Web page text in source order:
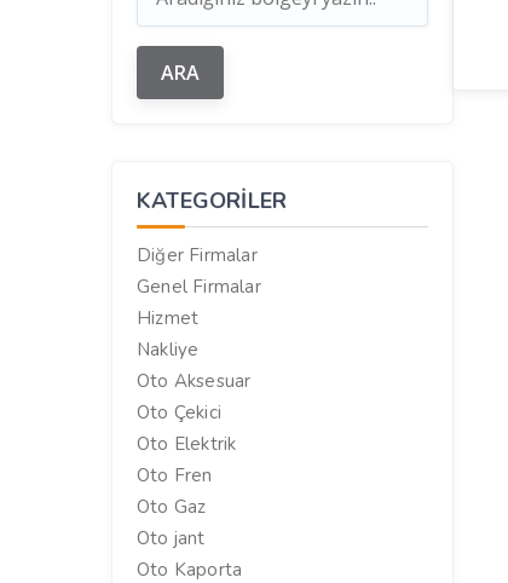
KATEGORILER
Diğer Firmalar
Genel Firmalar
Hizmet
Nakliye
Oto Aksesuar
Oto Çekici
Oto Elektrik
Oto Fren
Oto Gaz
Oto jant
Oto Kaporta